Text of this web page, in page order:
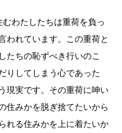
わたしたちは重荷を負っ
われています。この重荷と
たちの恥ずべき行いのこ
りしてしまう心であった
現実です。その重荷に呻い
住みかを脱ぎ捨てたいから
れる住みかを上に着たいか